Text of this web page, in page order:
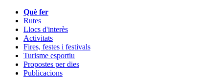
Què fer
Rutes
Llocs d'interès
Activitats
Fires, festes i festivals
Turisme esportiu
Propostes per dies
Publicacions